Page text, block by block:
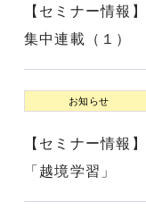
【セミナー情報
集中連載（１）
お知らせ
【セミナー情報
「越境学習」